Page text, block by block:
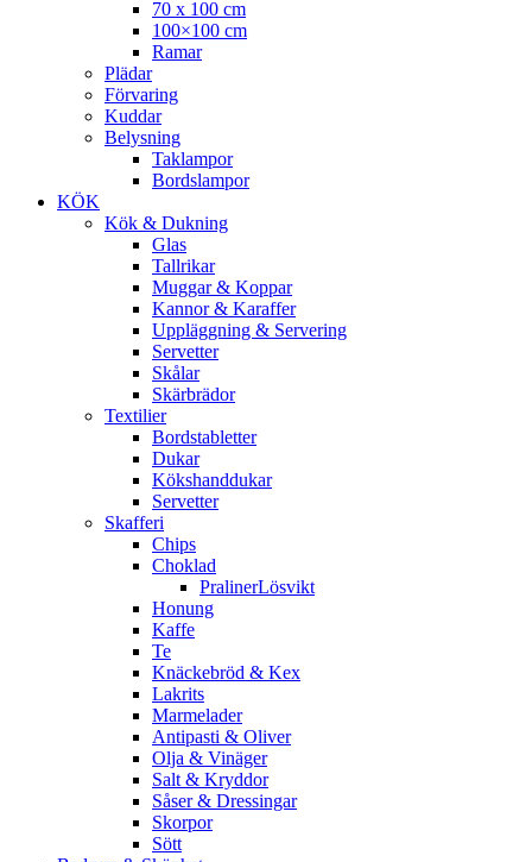
70 x 100 cm
100×100 cm
Ramar
Plädar
Förvaring
Kuddar
Belysning
Taklampor
Bordslampor
KÖK
Kök & Dukning
Glas
Tallrikar
Muggar & Koppar
Kannor & Karaffer
Uppläggning & Servering
Servetter
Skålar
Skärbrädor
Textilier
Bordstabletter
Dukar
Kökshanddukar
Servetter
Skafferi
Chips
Choklad
PralinerLösvikt
Honung
Kaffe
Te
Knäckebröd & Kex
Lakrits
Marmelader
Antipasti & Oliver
Olja & Vinäger
Salt & Kryddor
Såser & Dressingar
Skorpor
Sött